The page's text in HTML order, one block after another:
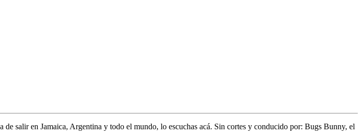
de salir en Jamaica, Argentina y todo el mundo, lo escuchas acá. Sin cortes y conducido por: Bugs Bunny, el